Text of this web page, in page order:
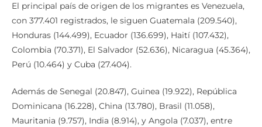
El principal país de origen de los migrantes es Venezuela,
con 377.401 registrados, le siguen Guatemala (209.540),
Honduras (144.499), Ecuador (136.699), Haití (107.432),
Colombia (70.371), El Salvador (52.636), Nicaragua (45.364),
Perú (10.464) y Cuba (27.404).
Además de Senegal (20.847), Guinea (19.922), República
Dominicana (16.228), China (13.780), Brasil (11.058),
Mauritania (9.757), India (8.914), y Angola (7.037), entre